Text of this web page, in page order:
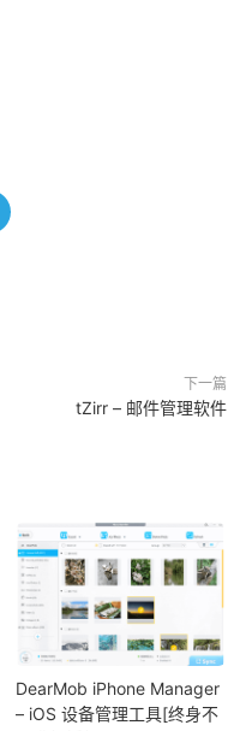
下一篇
tZirr – 邮件管理软件
DearMob iPhone Manager
– iOS 设备管理工具[终身不